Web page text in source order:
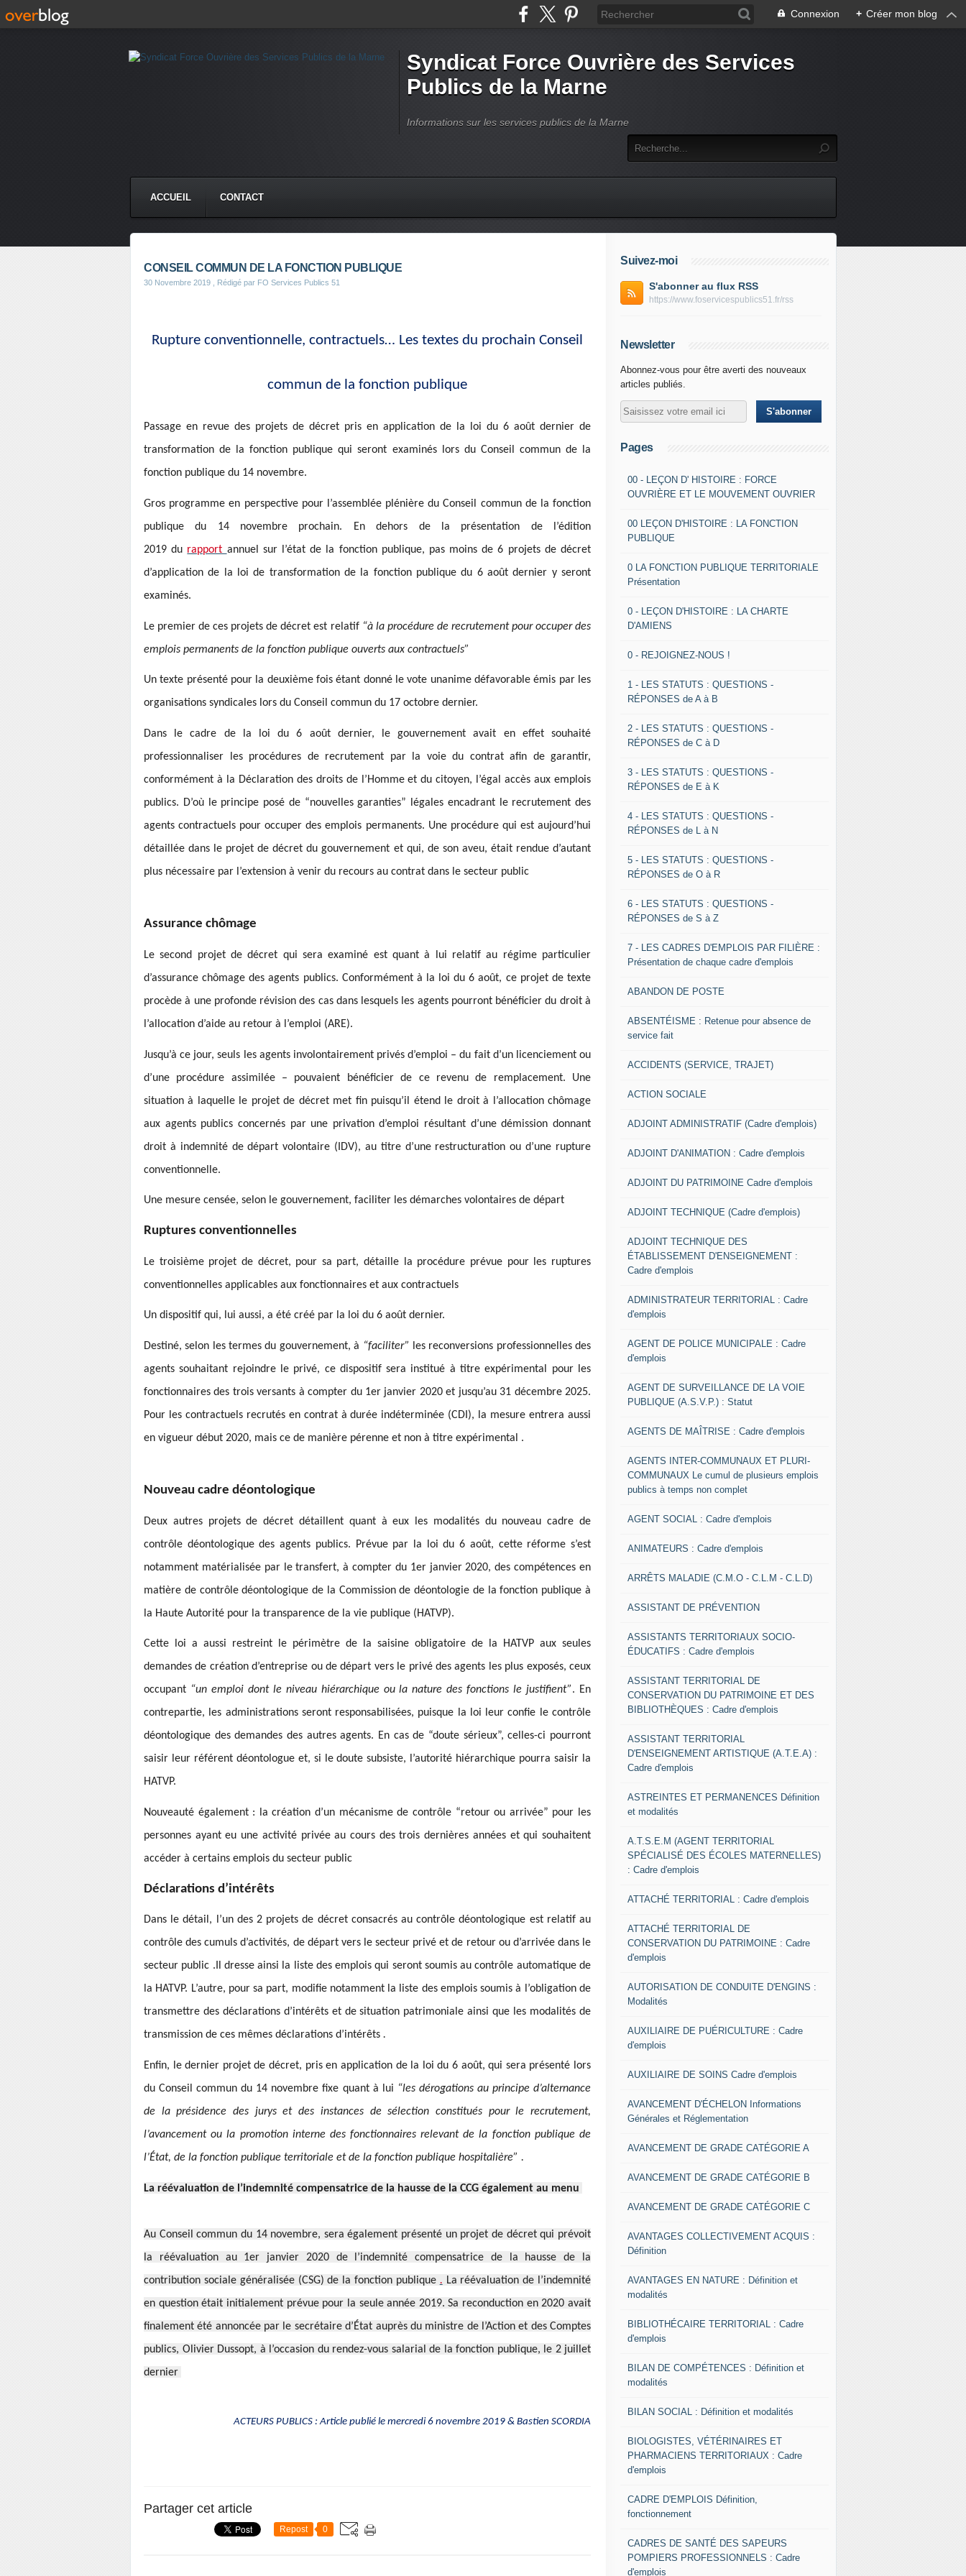
Connexion + Créer mon blog
Syndicat Force Ouvrière des Services
Publics de la Marne
Informations sur les services publics de la Marne
ACCUEIL CONTACT
CONSEIL COMMUN DE LA FONCTION PUBLIQUE
30 Novembre 2019 , Rédigé par FO Services Publics 51
Rupture conventionnelle, contractuels… Les textes du prochain Conseil
commun de la fonction publique
Passage en revue des projets de décret pris en application de la loi du 6 août dernier de
transformation de la fonction publique qui seront examinés lors du Conseil commun de la
fonction publique du 14 novembre.
Gros programme en perspective pour l’assemblée plénière du Conseil commun de la fonction
publique du 14 novembre prochain. En dehors de la présentation de l’édition
2019 du rapport annuel sur l’état de la fonction publique, pas moins de 6 projets de décret
d’application de la loi de transformation de la fonction publique du 6 août dernier y seront
examinés.
Le premier de ces projets de décret est relatif “à la procédure de recrutement pour occuper des
emplois permanents de la fonction publique ouverts aux contractuels”
Un texte présenté pour la deuxième fois étant donné le vote unanime défavorable émis par les
organisations syndicales lors du Conseil commun du 17 octobre dernier.
Dans le cadre de la loi du 6 août dernier, le gouvernement avait en effet souhaité
professionnaliser les procédures de recrutement par la voie du contrat afin de garantir,
conformément à la Déclaration des droits de l’Homme et du citoyen, l’égal accès aux emplois
publics. D’où le principe posé de “nouvelles garanties” légales encadrant le recrutement des
agents contractuels pour occuper des emplois permanents. Une procédure qui est aujourd’hui
détaillée dans le projet de décret du gouvernement et qui, de son aveu, était rendue d’autant
plus nécessaire par l’extension à venir du recours au contrat dans le secteur public
Assurance chômage
Le second projet de décret qui sera examiné est quant à lui relatif au régime particulier
d’assurance chômage des agents publics. Conformément à la loi du 6 août, ce projet de texte
procède à une profonde révision des cas dans lesquels les agents pourront bénéficier du droit à
l’allocation d’aide au retour à l’emploi (ARE).
Jusqu’à ce jour, seuls les agents involontairement privés d’emploi – du fait d’un licenciement ou
d’une procédure assimilée – pouvaient bénéficier de ce revenu de remplacement. Une
situation à laquelle le projet de décret met fin puisqu’il étend le droit à l’allocation chômage
aux agents publics concernés par une privation d’emploi résultant d’une démission donnant
droit à indemnité de départ volontaire (IDV), au titre d’une restructuration ou d’une rupture
conventionnelle.
Une mesure censée, selon le gouvernement, faciliter les démarches volontaires de départ
Ruptures conventionnelles
Le troisième projet de décret, pour sa part, détaille la procédure prévue pour les ruptures
conventionnelles applicables aux fonctionnaires et aux contractuels
Un dispositif qui, lui aussi, a été créé par la loi du 6 août dernier.
Destiné, selon les termes du gouvernement, à “faciliter” les reconversions professionnelles des
agents souhaitant rejoindre le privé, ce dispositif sera institué à titre expérimental pour les
fonctionnaires des trois versants à compter du 1er janvier 2020 et jusqu’au 31 décembre 2025.
Pour les contractuels recrutés en contrat à durée indéterminée (CDI), la mesure entrera aussi
en vigueur début 2020, mais ce de manière pérenne et non à titre expérimental .
Nouveau cadre déontologique
Deux autres projets de décret détaillent quant à eux les modalités du nouveau cadre de
contrôle déontologique des agents publics. Prévue par la loi du 6 août, cette réforme s’est
notamment matérialisée par le transfert, à compter du 1er janvier 2020, des compétences en
matière de contrôle déontologique de la Commission de déontologie de la fonction publique à
la Haute Autorité pour la transparence de la vie publique (HATVP).
Cette loi a aussi restreint le périmètre de la saisine obligatoire de la HATVP aux seules
demandes de création d’entreprise ou de départ vers le privé des agents les plus exposés, ceux
occupant “un emploi dont le niveau hiérarchique ou la nature des fonctions le justifient”. En
contrepartie, les administrations seront responsabilisées, puisque la loi leur confie le contrôle
déontologique des demandes des autres agents. En cas de “doute sérieux”, celles-ci pourront
saisir leur référent déontologue et, si le doute subsiste, l’autorité hiérarchique pourra saisir la
HATVP.
Nouveauté également : la création d’un mécanisme de contrôle “retour ou arrivée” pour les
personnes ayant eu une activité privée au cours des trois dernières années et qui souhaitent
accéder à certains emplois du secteur public
Déclarations d’intérêts
Dans le détail, l’un des 2 projets de décret consacrés au contrôle déontologique est relatif au
contrôle des cumuls d’activités, de départ vers le secteur privé et de retour ou d’arrivée dans le
secteur public .Il dresse ainsi la liste des emplois qui seront soumis au contrôle automatique de
la HATVP. L’autre, pour sa part, modifie notamment la liste des emplois soumis à l’obligation de
transmettre des déclarations d’intérêts et de situation patrimoniale ainsi que les modalités de
transmission de ces mêmes déclarations d’intérêts .
Enfin, le dernier projet de décret, pris en application de la loi du 6 août, qui sera présenté lors
du Conseil commun du 14 novembre fixe quant à lui “les dérogations au principe d’alternance
de la présidence des jurys et des instances de sélection constitués pour le recrutement,
l’avancement ou la promotion interne des fonctionnaires relevant de la fonction publique de
l’État, de la fonction publique territoriale et de la fonction publique hospitalière” .
La réévaluation de l’indemnité compensatrice de la hausse de la CCG également au menu
Au Conseil commun du 14 novembre, sera également présenté un projet de décret qui prévoit
la réévaluation au 1er janvier 2020 de l’indemnité compensatrice de la hausse de la
contribution sociale généralisée (CSG) de la fonction publique . La réévaluation de l’indemnité
en question était initialement prévue pour la seule année 2019. Sa reconduction en 2020 avait
finalement été annoncée par le secrétaire d’État auprès du ministre de l’Action et des Comptes
publics, Olivier Dussopt, à l’occasion du rendez-vous salarial de la fonction publique, le 2 juillet
dernier
ACTEURS PUBLICS : Article publié le mercredi 6 novembre 2019 & Bastien SCORDIA
Partager cet article
Repost 0
Suivez-moi
S'abonner au flux RSS
https://www.foservicespublics51.fr/rss
Newsletter
Abonnez-vous pour être averti des nouveaux
articles publiés.
Pages
00 - LEÇON D' HISTOIRE : FORCE
OUVRIÈRE ET LE MOUVEMENT OUVRIER
00 LEÇON D'HISTOIRE : LA FONCTION
PUBLIQUE
0 LA FONCTION PUBLIQUE TERRITORIALE
Présentation
0 - LEÇON D'HISTOIRE : LA CHARTE
D'AMIENS
0 - REJOIGNEZ-NOUS !
1 - LES STATUTS : QUESTIONS -
RÉPONSES de A à B
2 - LES STATUTS : QUESTIONS -
RÉPONSES de C à D
3 - LES STATUTS : QUESTIONS -
RÉPONSES de E à K
4 - LES STATUTS : QUESTIONS -
RÉPONSES de L à N
5 - LES STATUTS : QUESTIONS -
RÉPONSES de O à R
6 - LES STATUTS : QUESTIONS -
RÉPONSES de S à Z
7 - LES CADRES D'EMPLOIS PAR FILIÈRE :
Présentation de chaque cadre d'emplois
ABANDON DE POSTE
ABSENTÉISME : Retenue pour absence de
service fait
ACCIDENTS (SERVICE, TRAJET)
ACTION SOCIALE
ADJOINT ADMINISTRATIF (Cadre d'emplois)
ADJOINT D'ANIMATION : Cadre d'emplois
ADJOINT DU PATRIMOINE Cadre d'emplois
ADJOINT TECHNIQUE (Cadre d'emplois)
ADJOINT TECHNIQUE DES
ÉTABLISSEMENT D'ENSEIGNEMENT :
Cadre d'emplois
ADMINISTRATEUR TERRITORIAL : Cadre
d'emplois
AGENT DE POLICE MUNICIPALE : Cadre
d'emplois
AGENT DE SURVEILLANCE DE LA VOIE
PUBLIQUE (A.S.V.P.) : Statut
AGENTS DE MAÎTRISE : Cadre d'emplois
AGENTS INTER-COMMUNAUX ET PLURI-
COMMUNAUX Le cumul de plusieurs emplois
publics à temps non complet
AGENT SOCIAL : Cadre d'emplois
ANIMATEURS : Cadre d'emplois
ARRÊTS MALADIE (C.M.O - C.L.M - C.L.D)
ASSISTANT DE PRÉVENTION
ASSISTANTS TERRITORIAUX SOCIO-
ÉDUCATIFS : Cadre d'emplois
ASSISTANT TERRITORIAL DE
CONSERVATION DU PATRIMOINE ET DES
BIBLIOTHÈQUES : Cadre d'emplois
ASSISTANT TERRITORIAL
D'ENSEIGNEMENT ARTISTIQUE (A.T.E.A) :
Cadre d'emplois
ASTREINTES ET PERMANENCES Définition
et modalités
A.T.S.E.M (AGENT TERRITORIAL
SPÉCIALISÉ DES ÉCOLES MATERNELLES)
: Cadre d'emplois
ATTACHÉ TERRITORIAL : Cadre d'emplois
ATTACHÉ TERRITORIAL DE
CONSERVATION DU PATRIMOINE : Cadre
d'emplois
AUTORISATION DE CONDUITE D'ENGINS :
Modalités
AUXILIAIRE DE PUÉRICULTURE : Cadre
d'emplois
AUXILIAIRE DE SOINS Cadre d'emplois
AVANCEMENT D'ÉCHELON Informations
Générales et Réglementation
AVANCEMENT DE GRADE CATÉGORIE A
AVANCEMENT DE GRADE CATÉGORIE B
AVANCEMENT DE GRADE CATÉGORIE C
AVANTAGES COLLECTIVEMENT ACQUIS :
Définition
AVANTAGES EN NATURE : Définition et
modalités
BIBLIOTHÉCAIRE TERRITORIAL : Cadre
d'emplois
BILAN DE COMPÉTENCES : Définition et
modalités
BILAN SOCIAL : Définition et modalités
BIOLOGISTES, VÉTÉRINAIRES ET
PHARMACIENS TERRITORIAUX : Cadre
d'emplois
CADRE D'EMPLOIS Définition,
fonctionnement
CADRES DE SANTÉ DES SAPEURS
POMPIERS PROFESSIONNELS : Cadre
d'emplois